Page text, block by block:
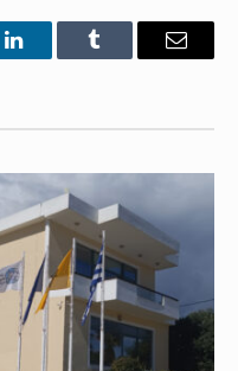
LinkedInTumblr Email